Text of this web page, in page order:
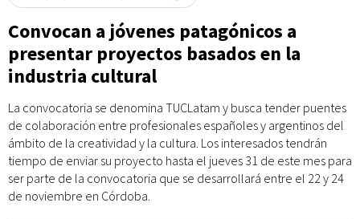
Convocan a jóvenes patagónicos a
presentar proyectos basados en la
industria cultural
La convocatoria se denomina TUCLatam y busca tender puentes
de colaboración entre profesionales españoles y argentinos del
ámbito de la creatividad y la cultura. Los interesados tendrán
tiempo de enviar su proyecto hasta el jueves 31 de este mes para
ser parte de la convocatoria que se desarrollará entre el 22 y 24
de noviembre en Córdoba.